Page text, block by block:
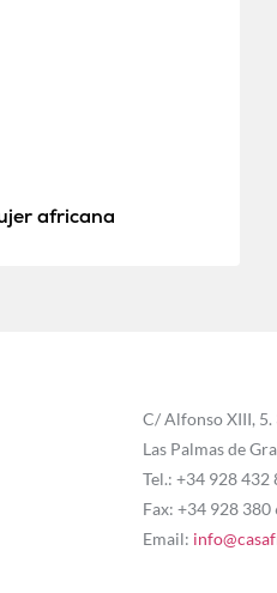
africana
C/ Alfonso XIII, 5.
Las Palmas de
Tel.: +34 928 432
Fax: +34 928 380
Email: